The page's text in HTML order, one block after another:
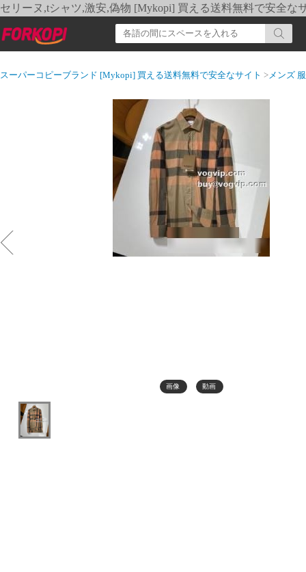
セリーヌ,tシャツ,激安,偽物 [Mykopi] 買える送料無料で安全な
スーパーコピーブランド [Mykopi] 買える送料無料で安全なサイト >メンズ 服
画像 動画